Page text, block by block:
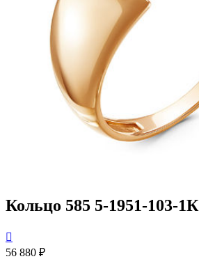
Кольцо 585 5-1951-103-1К

56 880 ₽